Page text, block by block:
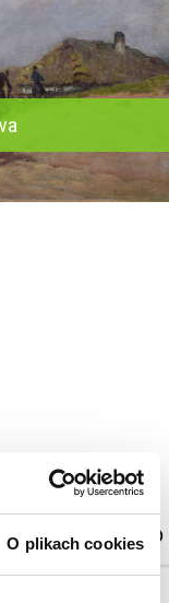
O plikach cookies